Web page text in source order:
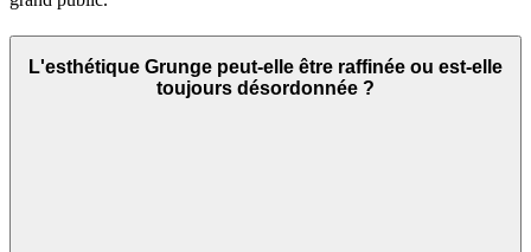
L'esthétique Grunge peut-elle être raffinée ou est-elle
toujours désordonnée ?